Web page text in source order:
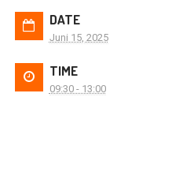
DATE
Juni 15, 2025
TIME
09:30 - 13:00